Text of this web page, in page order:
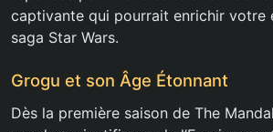
captivante qui pourrait enrichir votre
saga Star Wars.
Grogu et son Âge Étonnant
Dès la première saison de The